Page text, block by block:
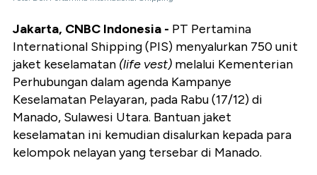
Jakarta, CNBC Indonesia - PT Pertamina
International Shipping (PIS) menyalurkan 750 unit
jaket keselamatan (life vest) melalui Kementerian
Perhubungan dalam agenda Kampanye
Keselamatan Pelayaran, pada Rabu (17/12) di
Manado, Sulawesi Utara. Bantuan jaket
keselamatan ini kemudian disalurkan kepada para
kelompok nelayan yang tersebar di Manado.